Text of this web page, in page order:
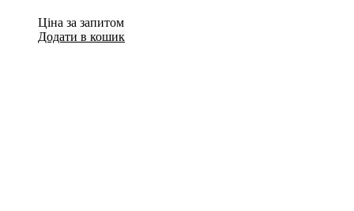
Ціна за запитом
Додати в кошик